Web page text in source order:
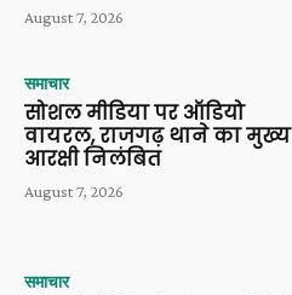
August 7, 2026
समाचार
सोशल मीडिया पर ऑडियो
वायरल, राजगढ़ थाने का मुख्य
आरक्षी निलंबित
August 7, 2026
समाचार